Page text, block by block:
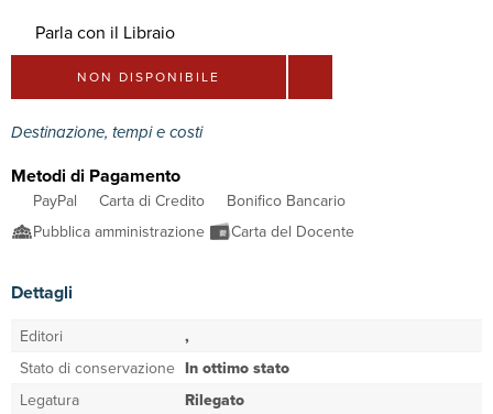
Parla con il Libraio
NON DISPONIBILE
Destinazione, tempi e costi
Metodi di Pagamento
PayPal Carta di Credito
Bonifico Bancario
Pubblica amministrazione
Carta del Docente
Dettagli
Editori
,
Stato di conservazione In ottimo stato
Legatura
Rilegato